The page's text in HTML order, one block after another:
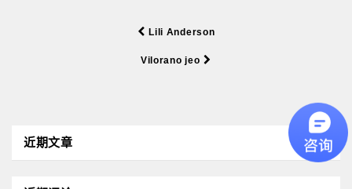
Lili Anderson
Vilorano jeo
近期文章